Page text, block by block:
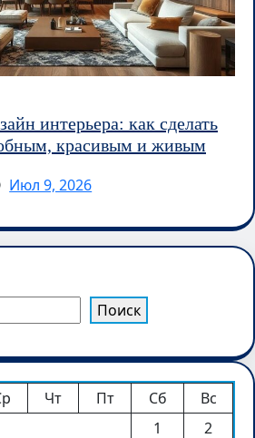
интерьера: как сделать
красивым и живым
Июл 9, 2026
Поиск
Чт Пт Сб
Вс
1
2